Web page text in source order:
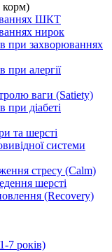
корм)
ШКТ
нирок
при захворюваннях
при алергії
ваги (Satiety)
при діабеті
та шерсті
системи
стресу (Calm)
шерсті
(Recovery)
7 років)